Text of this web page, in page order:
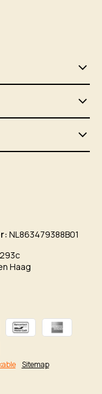
Haag
NL863479388B01
Sitemap